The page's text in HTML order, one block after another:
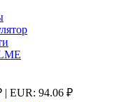
| EUR: 94.06 ₽